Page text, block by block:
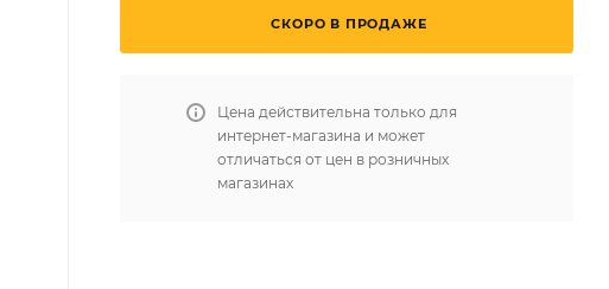
СКОРО В ПРОДАЖЕ
Цена действительна только для
интернет-магазина и может
отличаться от цен в розничных
магазинах